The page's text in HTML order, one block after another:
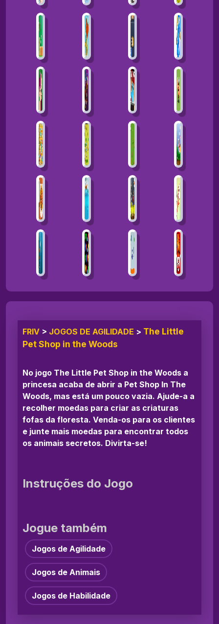
FRIV > JOGOS DE AGILIDADE > The Little
Pet Shop in the Woods
No jogo The Little Pet Shop in the Woods a
princesa acaba de abrir a Pet Shop In The
Woods, mas está um pouco vazia. Ajude-a a
recolher moedas para criar as criaturas
fofas da floresta. Venda-os para os clientes
e junte mais moedas para encontrar todos
os animais secretos. Divirta-se!
Instruções do Jogo
Jogue também
Jogos de Agilidade
Jogos de Animais
Jogos de Habilidade